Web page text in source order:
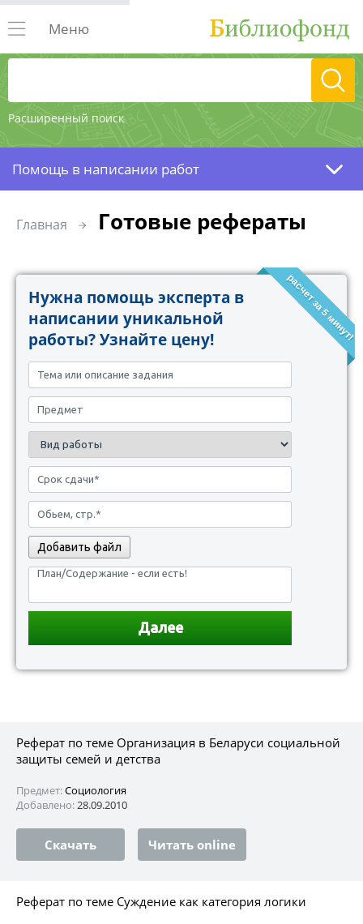
Расширенный поиск
Меню
Помощь в написании работ
Главная Готовые рефераты
расчет за 5 минут!
Нужна помощь эксперта в
написании уникальной
работы? Узнайте цену!
Добавить файл
Реферат по теме Организация в Беларуси социальной
защиты семей и детства
Предмет:Социология
Добавлено:28.09.2010
Скачать Читать online
Реферат по теме Суждение как категория логики